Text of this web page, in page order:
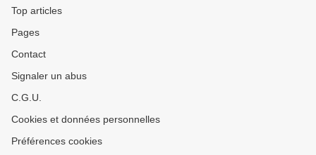
Top articles
Pages
Contact
Signaler un abus
C.G.U.
Cookies et données personnelles
Préférences cookies